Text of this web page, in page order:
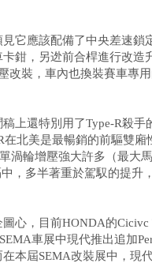
它應該配備了中央差速鎖
鉗，另迯前合桿進行改造
改裝，車內也換裝賽車專
上還特別用了Type-R殺手
北美是最暢銷的前驅雙廂
渦輪增壓強大許多（最大
，多半著重於駕馭的提升
心，目前HONDA的Cicivc
車展中現代推出追加
本屆SEMA改裝展中，現